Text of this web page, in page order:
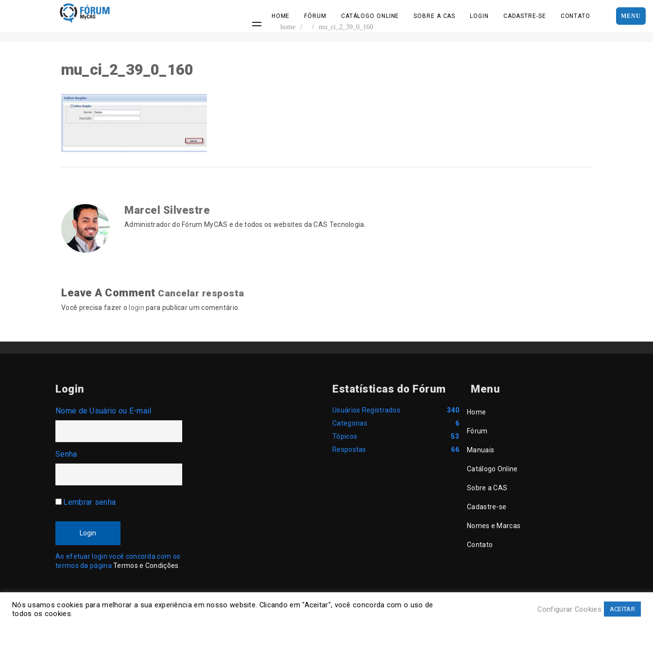
MENU
HOME FÓRUM CATÁLOGO ONLINE SOBRE A CAS LOGIN CADASTRE-SE CONTATO
home / / mu_ci_2_39_0_160
mu_ci_2_39_0_160
Marcel Silvestre
Administrador do Fórum MyCAS e de todos os websites da CAS Tecnologia.
Leave A Comment Cancelar resposta
Você precisa fazer o login para publicar um comentário.
Login
Nome de Usuário ou E-mail
Senha
Lembrar senha
Login
Ao efetuar login você concorda com os
termos da páginaTermos e Condições
Estatísticas do Fórum
Usuários Registrados
340
Categorias
6
Tópicos
53
Respostas
66
Menu
Home
Fórum
Manuais
Catálogo Online
Sobre a CAS
Cadastre-se
Nomes e Marcas
Contato
Nós usamos cookies para melhorar a sua experiência em nosso website. Clicando em "Aceitar", você concorda com o uso de
todos os cookies.
Configurar Cookies ACEITAR